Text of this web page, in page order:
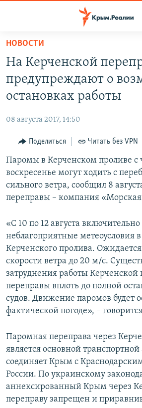
Вернуться
основному
содержанию
Вернутся
главной
навигации
Вернутся
поиску
СПЕЦПРОЕКТЫ
11 ЛЕТ ОККУПАЦИИ КРЫМА. 11 ИСТОРИЙ
ВОДА
ЕЩЕ
ИНТЕРАКТИВ
ИНФОГРАФИКА
ТЕЛЕПРОЕКТ КРЫМ.РЕАЛИИ
СОВЕТЫ ПРАВОЗАЩИТНИКОВ
ПОБЕДИТЕЛЕЙ НЕ СУДЯТ?
КРЫМ.НЕПОКОРЕННЫЙ
УКРАИНСКАЯ ПРОБЛЕМА КРЫМА
РАДІО СВОБОДА
КАК ОБОЙТИ БЛОКИРОВКУ
Українською
Qırımtatar
ПРИСОЕДИНЯЙТЕСЬ!
Все сайты RFE/RL
НОВОСТИ
На Керченской
предупреждают о
остановках работы
08 августа 2017, 14:50
Поделиться Читать без VPN
Паромы в Керченском проливе с
воскресенье могут ходить с
сильного ветра, сообщил 8
переправы – компания
«С 10 по 12 августа
неблагоприятные метеоусловия
Керченского пролива.
скорости ветра до 20 м/с.
затруднения работы
переправы вплоть до полной
судов. Движение паромов будет
фактической погоде», –
Паромная переправа через
является основной
соединяет Крым с
России. По украинскому
аннексированный Крым через
переправу запрещен и